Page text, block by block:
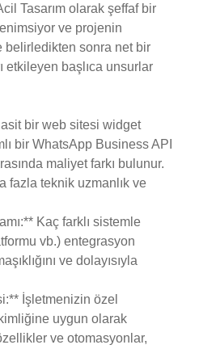
Tasarım olarak şeffaf bir
ve projenin
belirledikten sonra net bir
etkileyen başlıca unsurlar
bir web sitesi widget
bir WhatsApp Business API
maliyet farkı bulunur.
fazla teknik uzmanlık ve
Kaç farklı sistemle
vb.) entegrasyon
ve dolayısıyla
İşletmenizin özel
uygun olarak
ve otomasyonlar,